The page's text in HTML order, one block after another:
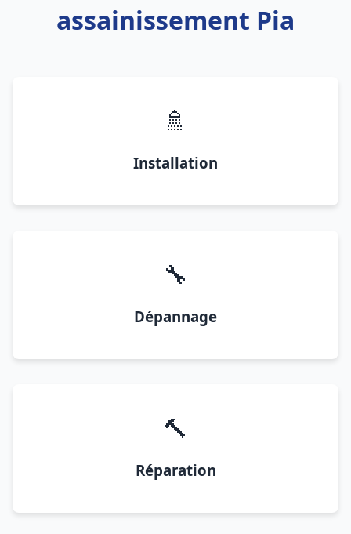
assainissement Pia
🚿
Installation
🔧
Dépannage
🔨
Réparation